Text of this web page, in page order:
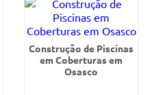
Construção de Piscinas
em Coberturas em
Osasco